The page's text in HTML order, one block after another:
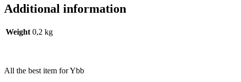
Additional information
Weight 0,2 kg
All the best item for Ybb